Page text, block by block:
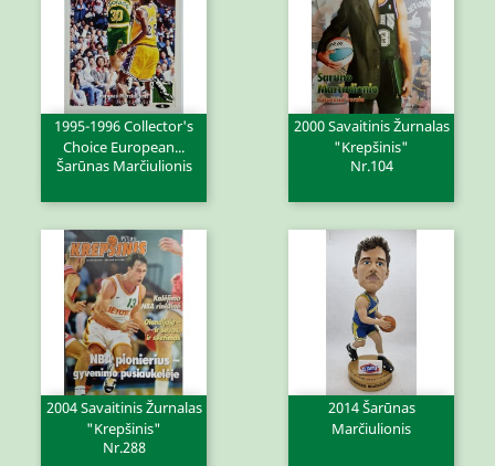
1995-1996 Collector's
Choice European...
Šarūnas Marčiulionis
2000 Savaitinis Žurnalas
"Krepšinis"
Nr.104
2004 Savaitinis Žurnalas
"Krepšinis"
Nr.288
2014 Šarūnas
Marčiulionis